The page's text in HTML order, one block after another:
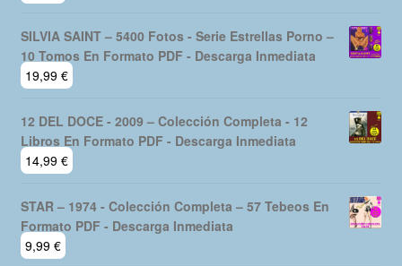
SILVIA SAINT – 5400 Fotos - Serie Estrellas Porno –
10 Tomos En Formato PDF - Descarga Inmediata
19,99 €
12 DEL DOCE - 2009 – Colección Completa - 12
Libros En Formato PDF - Descarga Inmediata
14,99 €
STAR – 1974 - Colección Completa – 57 Tebeos En
Formato PDF - Descarga Inmediata
9,99 €